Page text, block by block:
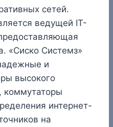
сетей.
ведущей IT-
«Сиско Системз»
и
высокого
коммутаторы
интернет-
на